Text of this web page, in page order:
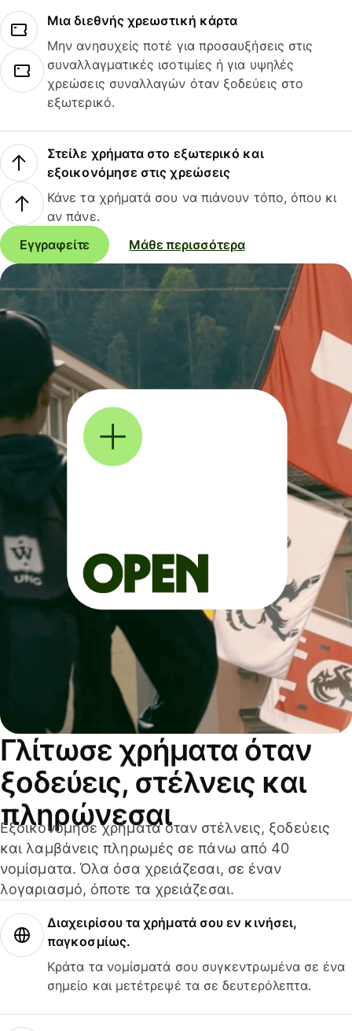
Μια διεθνής χρεωστική κάρτα
Μην ανησυχείς ποτέ για προσαυξήσεις στις
συναλλαγματικές ισοτιμίες ή για υψηλές
χρεώσεις συναλλαγών όταν ξοδεύεις στο
εξωτερικό.
Στείλε χρήματα στο εξωτερικό και
εξοικονόμησε στις χρεώσεις
Κάνε τα χρήματά σου να πιάνουν τόπο, όπου κι
αν πάνε.
Εγγραφείτε
Μάθε περισσότερα
Γλίτωσε χρήματα όταν
ξοδεύεις, στέλνεις και
πληρώνεσαι
Εξοικονόμησε χρήματα όταν στέλνεις, ξοδεύεις
και λαμβάνεις πληρωμές σε πάνω από 40
νομίσματα. Όλα όσα χρειάζεσαι, σε έναν
λογαριασμό, όποτε τα χρειάζεσαι.
Διαχειρίσου τα χρήματά σου εν κινήσει,
παγκοσμίως.
Κράτα τα νομίσματά σου συγκεντρωμένα σε ένα
σημείο και μετέτρεψέ τα σε δευτερόλεπτα.